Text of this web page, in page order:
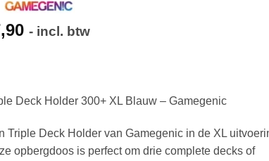
- incl. btw
Deck Holder 300+ XL Blauw – Gamegenic
Triple Deck Holder van Gamegenic in de XL
opbergdoos is perfect om drie complete decks of